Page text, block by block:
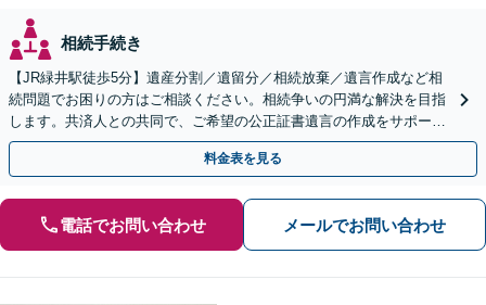
相続手続き
【JR緑井駅徒歩5分】遺産分割／遺留分／相続放棄／遺言作成など相
続問題でお困りの方はご相談ください。相続争いの円満な解決を目指
します。共済人との共同で、ご希望の公正証書遺言の作成をサポート
【完全個室】
料金表を見る
電話でお問い合わせ メールでお問い合わせ